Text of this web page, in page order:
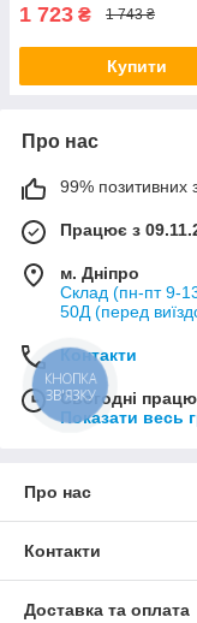
1 723 ₴ 1 743 ₴
Купити
Про нас
99% позитивних з
Працює з
м. Дніпро
Склад (пн-пт 9-
50Д (перед
Контакти
Сьогодні
Показати весь
Про нас
Контакти
Доставка та оплата
КНОПКА
ЗВ'ЯЗКУ